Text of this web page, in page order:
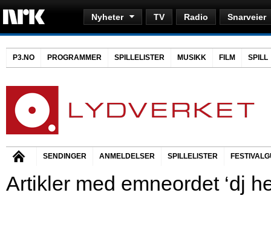
Nyheter TV Radio Snarveier
P3.NO PROGRAMMER SPILLELISTER MUSIKK FILM SPILL
SENDINGER ANMELDELSER SPILLELISTER
Artikler med emneordet ‘dj